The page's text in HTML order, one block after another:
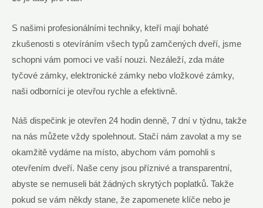
S našimi profesionálními techniky, kteří mají bohaté
zkušenosti s otevíráním všech typů zamčených dveří, jsme
schopni vám pomoci ve vaší nouzi. Nezáleží, zda máte
tyčové zámky, elektronické zámky nebo vložkové zámky,
naši odborníci je otevřou rychle a efektivně.
Náš dispečink je otevřen 24 hodin denně, 7 dní v týdnu, takže
na nás můžete vždy spolehnout. Stačí nám zavolat a my se
okamžitě vydáme na místo, abychom vám pomohli s
otevřením dveří. Naše ceny jsou příznivé a transparentní,
abyste se nemuseli bát žádných skrytých poplatků. Takže
pokud se vám někdy stane, že zapomenete klíče nebo je